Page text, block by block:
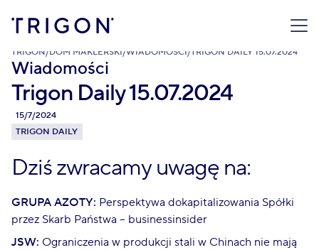
TRIGON/DOM MAKLERSKI/WIADOMOŚCI/ TRIGON DAILY 15.07.2024
Wiadomości
Trigon Daily 15.07.2024
15/7/2024
TRIGON DAILY
Dziś zwracamy uwagę na:
GRUPA AZOTY: Perspektywa dokapitalizowania Spółki
przez Skarb Państwa – businessinsider
JSW: Ograniczenia w produkcji stali w Chinach nie mają